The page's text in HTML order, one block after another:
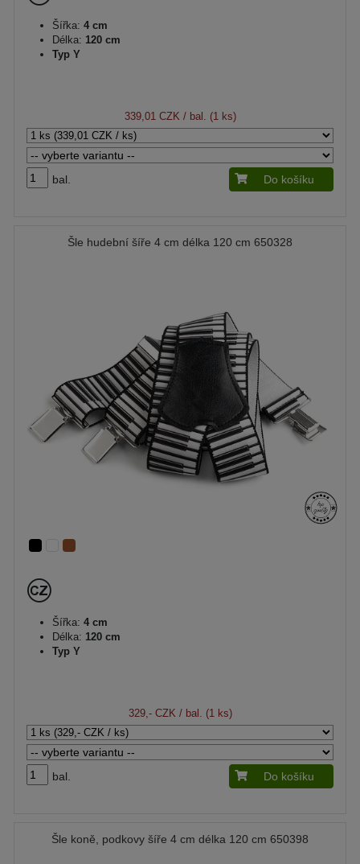
Šířka: 4 cm
Délka: 120 cm
Typ Y
339,01 CZK / bal. (1 ks)
bal. Do košíku
Šle hudební šíře 4 cm délka 120 cm 650328
Šířka: 4 cm
Délka: 120 cm
Typ Y
329,- CZK / bal. (1 ks)
bal. Do košíku
Šle koně, podkovy šíře 4 cm délka 120 cm 650398